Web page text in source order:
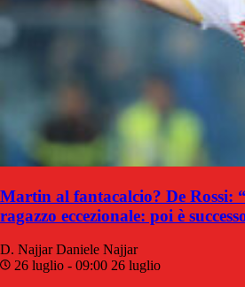
Martin al fantacalcio? De Rossi:
ragazzo eccezionale: poi è
D. Najjar Daniele Najjar
26 luglio - 09:00 26 luglio